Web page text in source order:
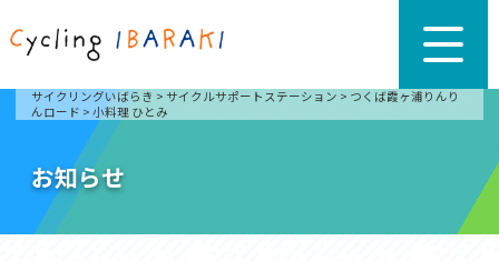
サイクリングいばらき > サイクルサポートステーション > つくば霞ヶ浦りんり
んロード > 小料理 ひとみ
お知らせ